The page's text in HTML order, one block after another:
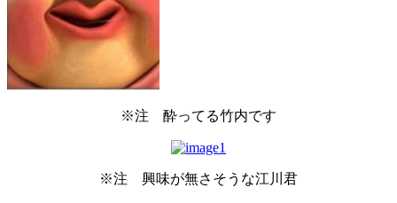
※注 酔ってる竹内です
※注 興味が無さそうな江川君